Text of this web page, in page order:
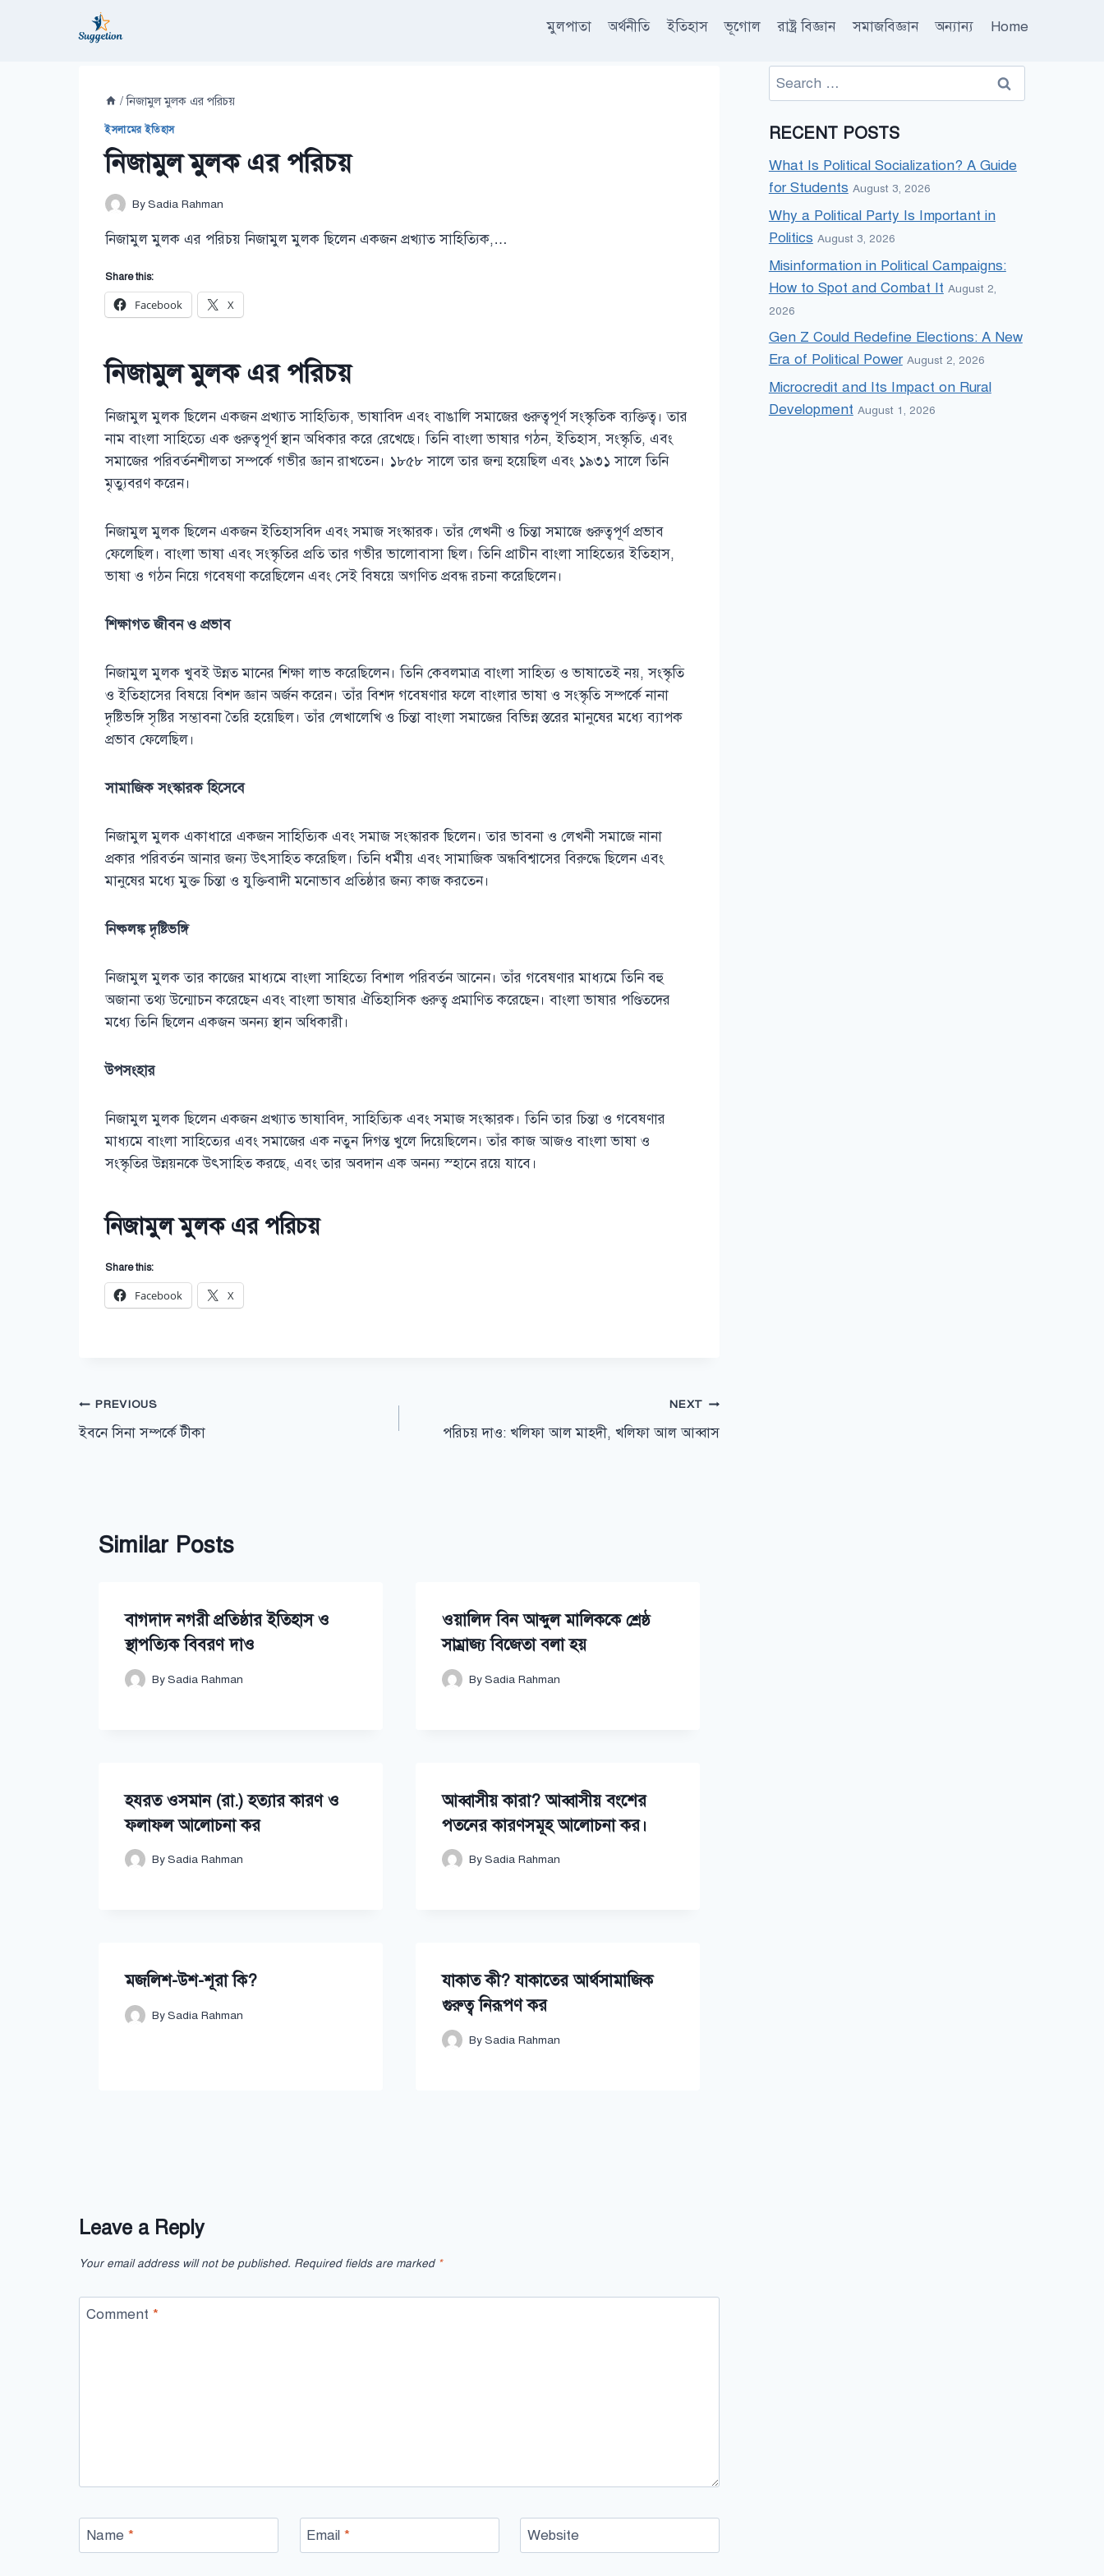
মুলপাতা অর্থনীতি ইতিহাস ভূগোল রাষ্ট্র বিজ্ঞান সমাজবিজ্ঞান অন্যান্য Home
/ নিজামুল মুলক এর পরিচয়
ইসলামের ইতিহাস
নিজামুল মুলক এর পরিচয়
BySadia Rahman
নিজামুল মুলক এর পরিচয় নিজামুল মুলক ছিলেন একজন প্রখ্যাত সাহিত্যিক,…
Share this:
Facebook X
নিজামুল মুলক এর পরিচয়
নিজামুল মুলক ছিলেন একজন প্রখ্যাত সাহিত্যিক, ভাষাবিদ এবং বাঙালি সমাজের গুরুত্বপূর্ণ সংস্কৃতিক ব্যক্তিত্ব। তার
নাম বাংলা সাহিত্যে এক গুরুত্বপূর্ণ স্থান অধিকার করে রেখেছে। তিনি বাংলা ভাষার গঠন, ইতিহাস, সংস্কৃতি, এবং
সমাজের পরিবর্তনশীলতা সম্পর্কে গভীর জ্ঞান রাখতেন। ১৮৫৮ সালে তার জন্ম হয়েছিল এবং ১৯৩১ সালে তিনি
মৃত্যুবরণ করেন।
নিজামুল মুলক ছিলেন একজন ইতিহাসবিদ এবং সমাজ সংস্কারক। তাঁর লেখনী ও চিন্তা সমাজে গুরুত্বপূর্ণ প্রভাব
ফেলেছিল। বাংলা ভাষা এবং সংস্কৃতির প্রতি তার গভীর ভালোবাসা ছিল। তিনি প্রাচীন বাংলা সাহিত্যের ইতিহাস,
ভাষা ও গঠন নিয়ে গবেষণা করেছিলেন এবং সেই বিষয়ে অগণিত প্রবন্ধ রচনা করেছিলেন।
শিক্ষাগত জীবন ও প্রভাব
নিজামুল মুলক খুবই উন্নত মানের শিক্ষা লাভ করেছিলেন। তিনি কেবলমাত্র বাংলা সাহিত্য ও ভাষাতেই নয়, সংস্কৃতি
ও ইতিহাসের বিষয়ে বিশদ জ্ঞান অর্জন করেন। তাঁর বিশদ গবেষণার ফলে বাংলার ভাষা ও সংস্কৃতি সম্পর্কে নানা
দৃষ্টিভঙ্গি সৃষ্টির সম্ভাবনা তৈরি হয়েছিল। তাঁর লেখালেখি ও চিন্তা বাংলা সমাজের বিভিন্ন স্তরের মানুষের মধ্যে ব্যাপক
প্রভাব ফেলেছিল।
সামাজিক সংস্কারক হিসেবে
নিজামুল মুলক একাধারে একজন সাহিত্যিক এবং সমাজ সংস্কারক ছিলেন। তার ভাবনা ও লেখনী সমাজে নানা
প্রকার পরিবর্তন আনার জন্য উৎসাহিত করেছিল। তিনি ধর্মীয় এবং সামাজিক অন্ধবিশ্বাসের বিরুদ্ধে ছিলেন এবং
মানুষের মধ্যে মুক্ত চিন্তা ও যুক্তিবাদী মনোভাব প্রতিষ্ঠার জন্য কাজ করতেন।
নিষ্কলঙ্ক দৃষ্টিভঙ্গি
নিজামুল মুলক তার কাজের মাধ্যমে বাংলা সাহিত্যে বিশাল পরিবর্তন আনেন। তাঁর গবেষণার মাধ্যমে তিনি বহু
অজানা তথ্য উন্মোচন করেছেন এবং বাংলা ভাষার ঐতিহাসিক গুরুত্ব প্রমাণিত করেছেন। বাংলা ভাষার পণ্ডিতদের
মধ্যে তিনি ছিলেন একজন অনন্য স্থান অধিকারী।
উপসংহার
নিজামুল মুলক ছিলেন একজন প্রখ্যাত ভাষাবিদ, সাহিত্যিক এবং সমাজ সংস্কারক। তিনি তার চিন্তা ও গবেষণার
মাধ্যমে বাংলা সাহিত্যের এবং সমাজের এক নতুন দিগন্ত খুলে দিয়েছিলেন। তাঁর কাজ আজও বাংলা ভাষা ও
সংস্কৃতির উন্নয়নকে উৎসাহিত করছে, এবং তার অবদান এক অনন্য স্হানে রয়ে যাবে।
নিজামুল মুলক এর পরিচয়
Share this:
Facebook X
Post
navigation
PREVIOUS
ইবনে সিনা সম্পর্কে টীকা
NEXT
পরিচয় দাও: খলিফা আল মাহদী, খলিফা আল আব্বাস
Similar Posts
বাগদাদ নগরী প্রতিষ্ঠার ইতিহাস ও
স্থাপত্যিক বিবরণ দাও
BySadia Rahman
ওয়ালিদ বিন আব্দুল মালিককে শ্রেষ্ঠ
সাম্রাজ্য বিজেতা বলা হয়
BySadia Rahman
হযরত ওসমান (রা.) হত্যার কারণ ও
ফলাফল আলোচনা কর
BySadia Rahman
আব্বাসীয় কারা? আব্বাসীয় বংশের
পতনের কারণসমূহ আলোচনা কর।
BySadia Rahman
মজলিশ-উশ-শূরা কি?
BySadia Rahman
যাকাত কী? যাকাতের আর্থসামাজিক
গুরুত্ব নিরূপণ কর
BySadia Rahman
Leave a Reply
Your email address will not be published. Required fields are marked *
Comment *
Name * Email* Website
Search
for:
RECENT POSTS
What Is Political Socialization? A Guide
for Students August 3, 2026
Why a Political Party Is Important in
Politics August 3, 2026
Misinformation in Political Campaigns:
How to Spot and Combat It August 2,
2026
Gen Z Could Redefine Elections: A New
Era of Political Power August 2, 2026
Microcredit and Its Impact on Rural
Development August 1, 2026